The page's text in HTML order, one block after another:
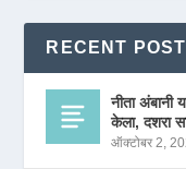
RECENT
नीता अंबानी
केला, दशरा
ऑक्टोबर 2,